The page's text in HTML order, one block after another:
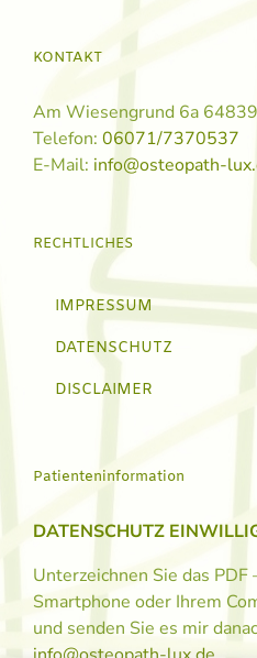
KONTAKT
Am Wiesengrund 6a
Telefon: 06071/7370537
E-Mail: info@osteopath-
RECHTLICHES
IMPRESSUM
DATENSCHUTZ
DISCLAIMER
Patienteninformation
DATENSCHUTZ
Unterzeichnen Sie das
Smartphone oder Ihrem
und senden Sie es mir